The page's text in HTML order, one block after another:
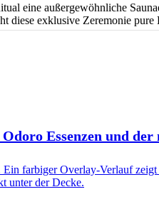
eine außergewöhnliche
diese exklusive Zeremonie
Essenzen und der